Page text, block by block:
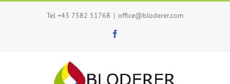
Zum
Tel +43 7582 51768 | office@bloderer.com